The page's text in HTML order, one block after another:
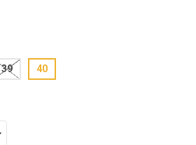
39 40